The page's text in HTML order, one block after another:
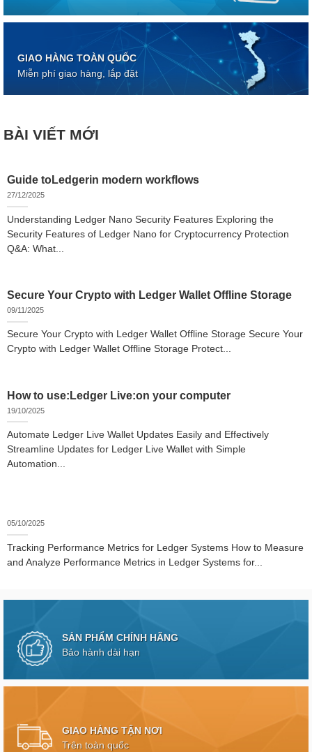
GIAO HÀNG TOÀN QUỐC
Miễn phí giao hàng, lắp đặt
BÀI VIẾT MỚI
Guide toLedgerin modern workflows
27/12/2025
Understanding Ledger Nano Security Features Exploring the
Security Features of Ledger Nano for Cryptocurrency Protection
Q&A: What...
Secure Your Crypto with Ledger Wallet Offline Storage
09/11/2025
Secure Your Crypto with Ledger Wallet Offline Storage Secure Your
Crypto with Ledger Wallet Offline Storage Protect...
How to use:Ledger Live:on your computer
19/10/2025
Automate Ledger Live Wallet Updates Easily and Effectively
Streamline Updates for Ledger Live Wallet with Simple
Automation...
05/10/2025
Tracking Performance Metrics for Ledger Systems How to Measure
and Analyze Performance Metrics in Ledger Systems for...
SẢN PHẨM CHÍNH HÃNG
Bảo hành dài hạn
GIAO HÀNG TẬN NƠI
Trên toàn quốc